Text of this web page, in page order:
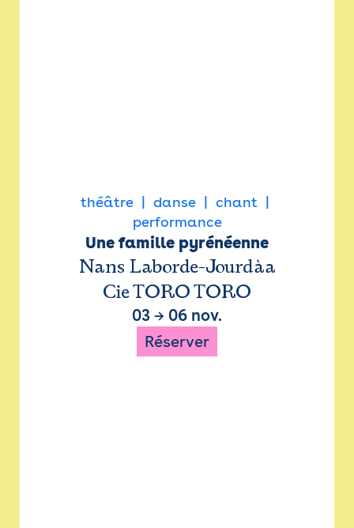
théâtre danse
chant
performance
Une famille pyrénéenne
Nans Laborde-Jourdàa
Cie TORO TORO
03 → 06 nov.
Réserver